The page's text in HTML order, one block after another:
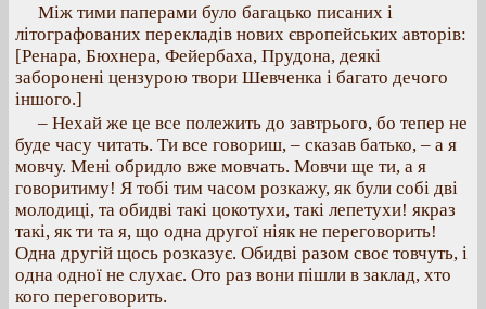
Між тими паперами було багацько писаних і
літографованих перекладів нових європейських авторів:
[Ренара, Бюхнера, Фейербаха, Прудона, деякі
заборонені цензурою твори Шевченка і багато дечого
іншого.]
– Нехай же це все полежить до завтрього, бо тепер не
буде часу читать. Ти все говориш, – сказав батько, – а я
мовчу. Мені обридло вже мовчать. Мовчи ще ти, а я
говоритиму! Я тобі тим часом розкажу, як були собі дві
молодиці, та обидві такі цокотухи, такі лепетухи! якраз
такі, як ти та я, що одна другої ніяк не переговорить!
Одна другій щось розказує. Обидві разом своє товчуть, і
одна одної не слухає. Ото раз вони пішли в заклад, хто
кого переговорить.